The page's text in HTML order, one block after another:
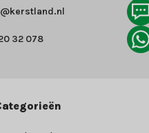
32 078